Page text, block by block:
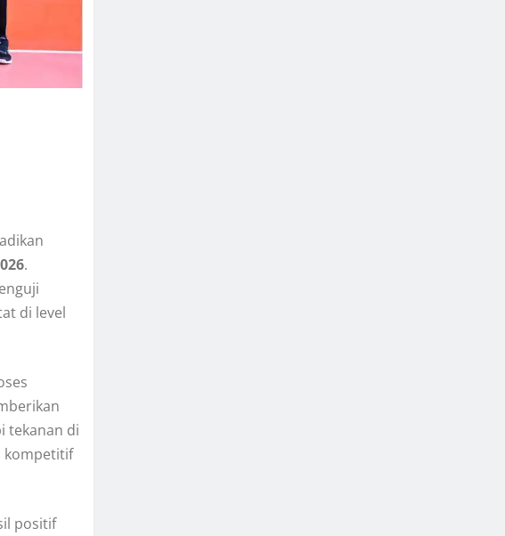
.
di level
tekanan di
kompetitif
positif